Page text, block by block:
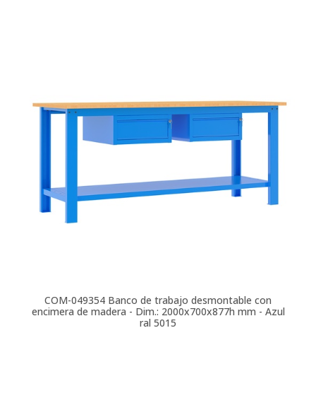
COM-049354 Banco de trabajo desmontable con
encimera de madera - Dim.: 2000x700x877h mm - Azul
ral 5015